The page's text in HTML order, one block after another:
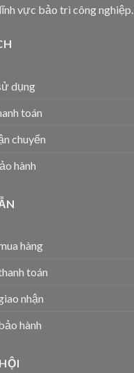
vực bảo trì công nghiệp.
dụng
toán
chuyển
hành
hàng
toán
nhận
hành